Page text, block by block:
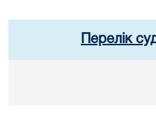
Перелік